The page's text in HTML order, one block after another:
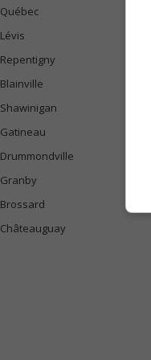
Québec
Lévis
Repentigny
Blainville
Shawinigan
Gatineau
Drummondville
Granby
Brossard
Châteauguay